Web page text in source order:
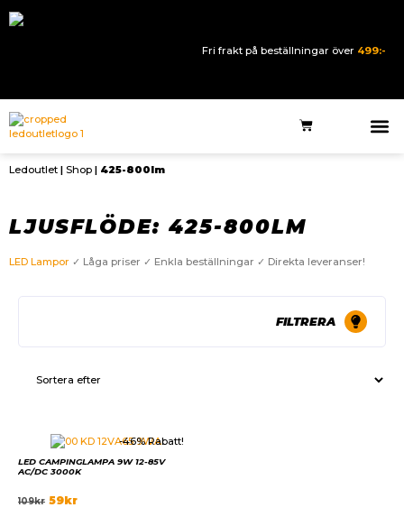
Fri frakt på beställningar över 499:-
Ledoutlet | Shop | 425-800lm
LJUSFLÖDE: 425-800LM
LED Lampor ✓ Låga priser ✓ Enkla beställningar ✓ Direkta leveranser!
FILTRERA
-46% Rabatt!
LED CAMPINGLAMPA 9W 12-85V
AC/DC 3000K
109kr 59kr